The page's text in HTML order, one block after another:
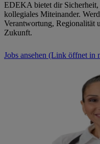
EDEKA bietet dir
kollegiales Miteinander.
Verantwortung, Regionalität
Zukunft.
Jobs ansehen (Link öffnet in